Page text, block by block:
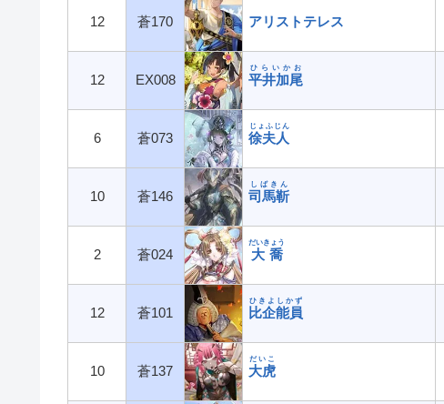
12 蒼170 アリストテレス
12 EX008 平井加尾
ひらいかお
6 蒼073 徐夫人
じょふじん
10 蒼146 司馬靳
しばきん
2 蒼024 大喬
だいきょう
12 蒼101 比企能員
ひきよしかず
10 蒼137 大虎
だいこ